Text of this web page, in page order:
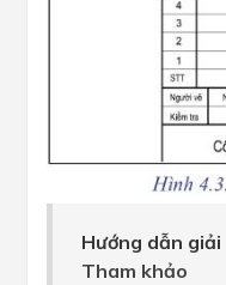
Hướng dẫn giải
Tham khảo